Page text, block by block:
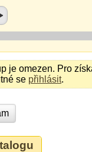
je omezen. Pro
se přihlásit.